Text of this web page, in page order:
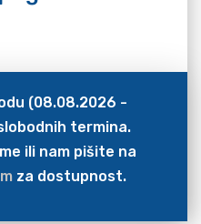
(08.08.2026 -
termina.
ili nam pišite na
za dostupnost.